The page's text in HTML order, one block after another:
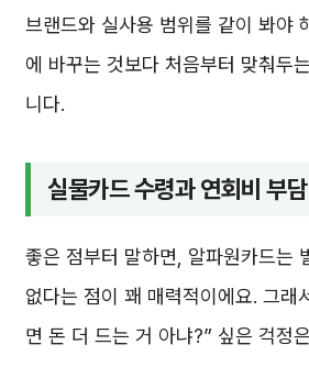
브랜드와 실사용 범위를 같이 봐야
에 바꾸는 것보다 처음부터 맞춰두
니다.
실물카드 수령과 연회비 부
좋은 점부터 말하면, 알파원카드는
없다는 점이 꽤 매력적이에요. 그래
면 돈 더 드는 거 아냐?” 싶은 걱정